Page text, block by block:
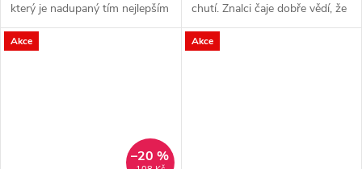
který je nadupaný tím nejlepším
co naše tělo ocení a připraví na
zimní období.
chutí. Znalci čaje dobře vědí, že
se vyznačuje jasnou vínově
hnědou barvou a výraznějším
Akce
–20 %
Akce